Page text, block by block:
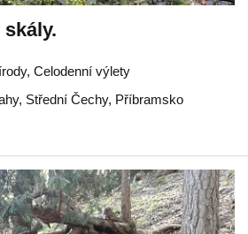
Celodenní výlety
, Střední Čechy, Příbramsko